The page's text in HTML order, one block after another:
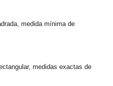
medida mínima de
medidas exactas de